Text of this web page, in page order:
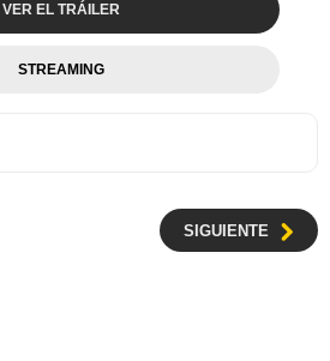
VER EL TRÁILER
STREAMING
SIGUIENTE